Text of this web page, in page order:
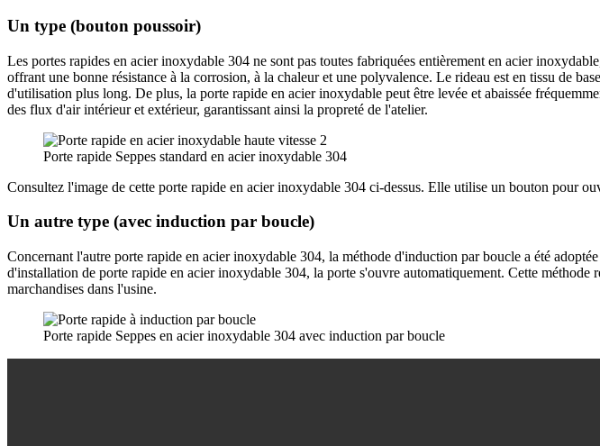
Un type (bouton poussoir)
Les portes rapides en acier inoxydable 304 ne sont pas toutes fabriquées entièrement en acier
offrant une bonne résistance à la corrosion, à la chaleur et une polyvalence. Le rideau est en tissu de
d'utilisation plus long. De plus, la porte rapide en acier inoxydable peut être levée et abaissée
des flux d'air intérieur et extérieur, garantissant ainsi la propreté de l'atelier.
Porte rapide Seppes standard en acier inoxydable 304
Consultez l'image de cette porte rapide en acier inoxydable 304 ci-dessus. Elle utilise un bouton pour
Un autre type (avec induction par boucle)
Concernant l'autre porte rapide en acier inoxydable 304, la méthode d'induction par boucle a été
d'installation de porte rapide en acier inoxydable 304, la porte s'ouvre automatiquement. Cette
marchandises dans l'usine.
Porte rapide Seppes en acier inoxydable 304 avec induction par boucle